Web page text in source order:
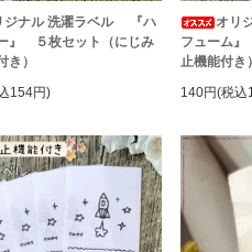
ジナル 洗濯ラベル 『ハ
』 ５枚セット（にじみ
き）
154円)
オリ
フューム
止機能付き）
140円(税込